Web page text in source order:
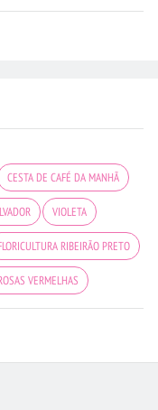
CESTA DE CAFÉ DA MANHÃ
VIOLETA
RIBEIRÃO PRETO
VERMELHAS